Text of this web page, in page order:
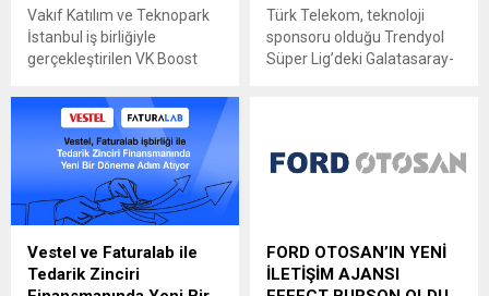
Vakıf Katılım ve Teknopark
İstanbul iş birliğiyle
gerçekleştirilen VK Boost
Programı, ön kuluçka
aşamasındaki girişimcileri
bekliyor. Kuluçka Merkezi
Odaklı Kurumsal İş Birlikleri
kapsamında ele alınan
program ile finansal
girişimcilerin desteklenmesi
amaçlanıyor. Vakıf
Türk Telekom, teknoloji
sponsoru olduğu Trendyol
Süper Lig’deki Galatasaray-
dönüşümünün öncüsü Türk
Galatasaray – Fenerbahçe
derbisinde 5G teknolojisini
Vestel ve Faturalab ile
Tedarik Zinciri
FORD OTOSAN’IN YENİ
İLETİŞİM AJANSI